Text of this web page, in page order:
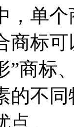
，单
商标
”商标
的不
。